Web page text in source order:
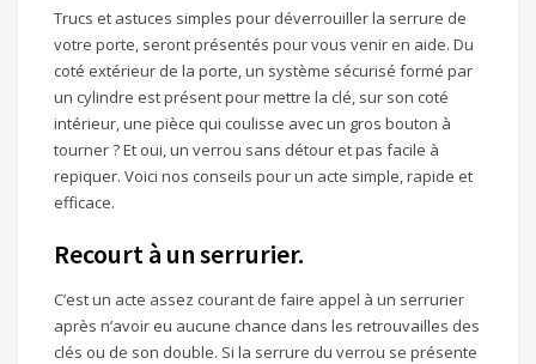
Trucs et astuces simples pour déverrouiller la serrure de
votre porte, seront présentés pour vous venir en aide. Du
coté extérieur de la porte, un système sécurisé formé par
un cylindre est présent pour mettre la clé, sur son coté
intérieur, une pièce qui coulisse avec un gros bouton à
tourner ? Et oui, un verrou sans détour et pas facile à
repiquer. Voici nos conseils pour un acte simple, rapide et
efficace.
Recourt à un serrurier.
C’est un acte assez courant de faire appel à un serrurier
après n’avoir eu aucune chance dans les retrouvailles des
clés ou de son double. Si la serrure du verrou se présente